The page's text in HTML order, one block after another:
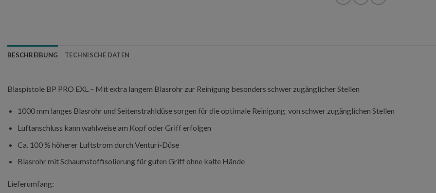
BESCHREIBUNG TECHNISCHE DATEN
Blaspistole BP PRO EXL – Mit extra langem Blasrohr zur Reinigung besonders schwer zugänglicher Stellen
1000 mm langes Blasrohr und Seitenstrahldüse sorgen für die optimale Reinigung von schwer zugänglichen Stellen
Luftanschluss kann wahlweise am Kopf oder Griff erfolgen
Ca. 100 % höherer Luftstrom durch Venturi-Düse
Blasrohr mit Schaumstoffisolierung für guten Griff ohne kalte Hände
Lieferumfang: